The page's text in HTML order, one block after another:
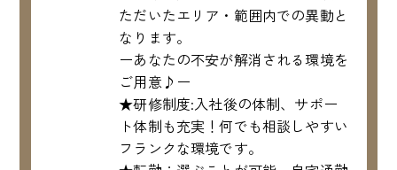
ただいたエリア・範囲内での異動と
なります。
ーあなたの不安が解消される環境を
ご用意♪ー
★研修制度:入社後の体制、サポー
ト体制も充実！何でも相談しやすい
フランクな環境です。